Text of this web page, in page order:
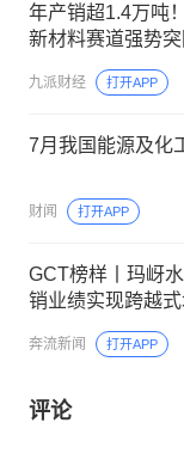
年产销超1.4万吨
新材料赛道强势突
九派财经 打开APP
7月我国能源及化
财闻 打开APP
GCT榜样丨玛岈
销业绩实现跨越
奔流新闻 打开APP
评论